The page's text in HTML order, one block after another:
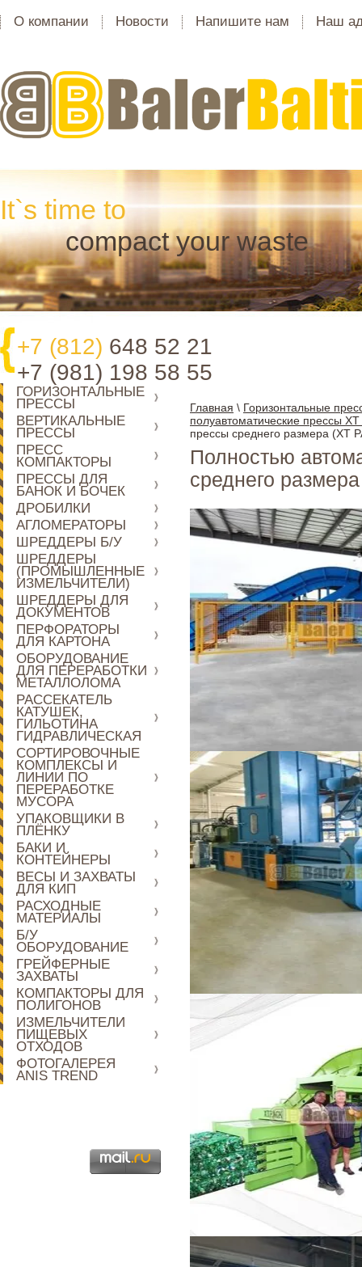
О компании Новости Напишите нам Наш
It`s time to
compact your waste
+7 (812) 648 52 21
+7 (981) 198 58 55
Главная \ Горизонтальные
полуавтоматические прессы
прессы среднего размера (XT
Полностью
среднего
ГОРИЗОНТАЛЬНЫЕ
ПРЕССЫ
ВЕРТИКАЛЬНЫЕ
ПРЕССЫ
ПРЕСС
КОМПАКТОРЫ
ПРЕССЫ ДЛЯ
БАНОК И БОЧЕК
ДРОБИЛКИ
АГЛОМЕРАТОРЫ
ШРЕДДЕРЫ Б/У
ШРЕДДЕРЫ
(ПРОМЫШЛЕННЫЕ
ИЗМЕЛЬЧИТЕЛИ)
ШРЕДДЕРЫ ДЛЯ
ДОКУМЕНТОВ
ПЕРФОРАТОРЫ
ДЛЯ КАРТОНА
ОБОРУДОВАНИЕ
ДЛЯ ПЕРЕРАБОТКИ
МЕТАЛЛОЛОМА
РАССЕКАТЕЛЬ
КАТУШЕК,
ГИЛЬОТИНА
ГИДРАВЛИЧЕСКАЯ
СОРТИРОВОЧНЫЕ
КОМПЛЕКСЫ И
ЛИНИИ ПО
ПЕРЕРАБОТКЕ
МУСОРА
УПАКОВЩИКИ В
ПЛЁНКУ
БАКИ И
КОНТЕЙНЕРЫ
ВЕСЫ И ЗАХВАТЫ
ДЛЯ КИП
РАСХОДНЫЕ
МАТЕРИАЛЫ
Б/У
ОБОРУДОВАНИЕ
ГРЕЙФЕРНЫЕ
ЗАХВАТЫ
КОМПАКТОРЫ ДЛЯ
ПОЛИГОНОВ
ИЗМЕЛЬЧИТЕЛИ
ПИЩЕВЫХ
ОТХОДОВ
ФОТОГАЛЕРЕЯ
ANIS TREND